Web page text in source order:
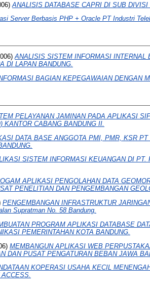
ANALISIS DATABASE CAPRI DI SUB
Server Berbasis PHP + Oracle PT Industri
ANALISIS SISTEM INFORMASI
DI LAPAN BANDUNG.
BAGIAN KEPEGAWAIAN DENGAN
PELAYANAN JAMINAN PADA APLIKASI
KANTOR CABANG BANDUNG II.
DATA BASE ANGGOTA PMI, PMR, KSR
SISTEM INFORMASI KEUANGAN DI
APLIKASI PENGOLAHAN DATA
PENELITIAN DAN PENGEMBANGAN
PENGEMBANGAN INFRASTRUKTUR
Supratman No. 58 Bandung.
PROGRAM APLIKASI DATABASE
PEMERINTAHAN KOTA BANDUNG.
MEMBANGUN APLIKASI WEB
DAN PUSAT PENGATURAN BEBAN JAWA
KOPERASI USAHA KECIL